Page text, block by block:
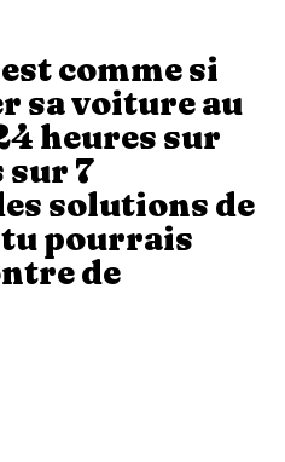
comme si
sa voiture au
heures sur
sur 7
solutions de
tu pourrais
de